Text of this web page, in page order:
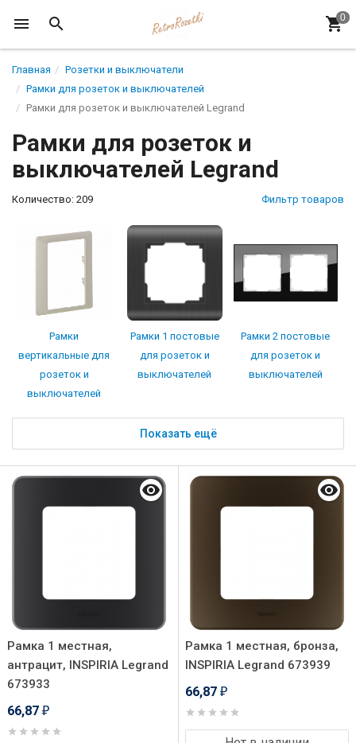
Главная
Розетки и выключатели
Рамки для розеток и выключателей
Рамки для розеток и выключателей Legrand
Рамки для розеток и
выключателей Legrand
Количество: 209 Фильтр товаров
Рамки
вертикальные для
розеток и
выключателей
Рамки 1 постовые
для розеток и
выключателей
Рамки 2 постовые
для розеток и
выключателей
Показать ещё
Рамка 1 местная,
антрацит, INSPIRIA Legrand
673933
66,87 ₽
Рамка 1 местная, бронза,
INSPIRIA Legrand 673939
66,87 ₽